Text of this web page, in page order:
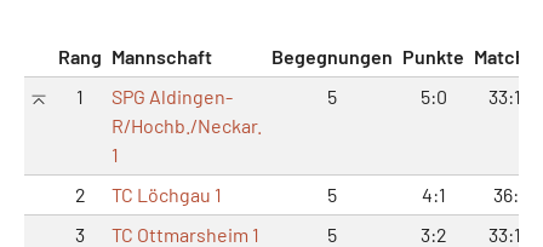
Rang Mannschaft Begegnungen Punkte
1
SPG Aldingen-
R/Hochb./Neckar.
1
5 5:0 33:12
2 TC Löchgau 1 5 4:1
36:9
3
TC Ottmarsheim 1 5 3:2
33:12